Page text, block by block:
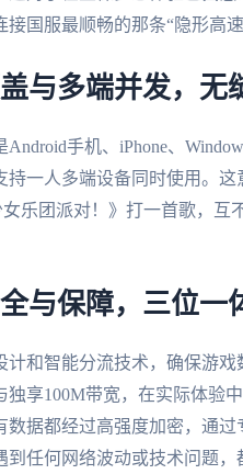
国服最顺畅的那条“隐形高速
与多端并发，无
手机、iPhone、
持一人多端设备同时使用。
女乐团派对！》打一首歌，
与保障，三位一
计和智能分流技术，确保游
独享100M带宽，在实际体
数据都经过高强度加密，通
到任何网络波动或技术问题